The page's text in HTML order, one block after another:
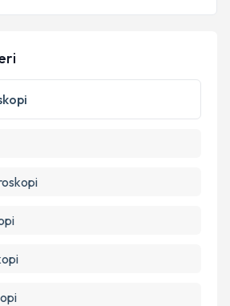
işlenmesine ilişkin
ve kişisel verilerimin belirtilen
kabul ediyorum.